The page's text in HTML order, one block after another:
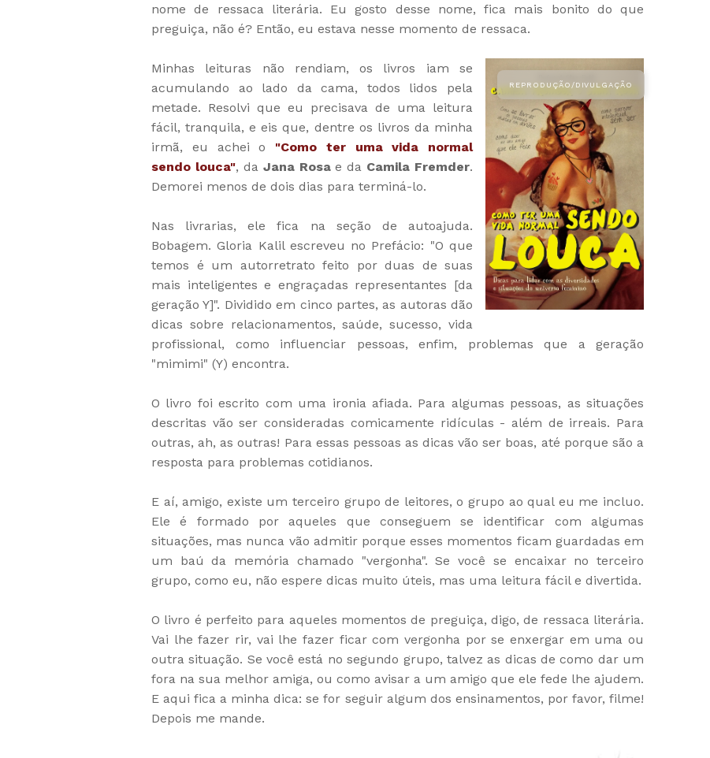
nome de ressaca literária. Eu gosto desse nome, fica mais bonito do que
preguiça, não é? Então, eu estava nesse momento de ressaca.
Minhas leituras não rendiam, os livros iam se
acumulando ao lado da cama, todos lidos pela
metade. Resolvi que eu precisava de uma leitura
fácil, tranquila, e eis que, dentre os livros da minha
irmã, eu achei o "Como ter uma vida normal
sendo louca", da Jana Rosae da Camila Fremder.
Demorei menos de dois dias para terminá-lo.
Nas livrarias, ele fica na seção de autoajuda.
Bobagem. Gloria Kalil escreveu no Prefácio: "O que
temos é um autorretrato feito por duas de suas
mais inteligentes e engraçadas representantes [da
geração Y]". Dividido em cinco partes, as autoras dão
dicas sobre relacionamentos, saúde, sucesso, vida
profissional, como influenciar pessoas, enfim, problemas que a geração
"mimimi" (Y) encontra.
O livro foi escrito com uma ironia afiada. Para algumas pessoas, as situações
descritas vão ser consideradas comicamente ridículas - além de irreais. Para
outras, ah, as outras! Para essas pessoas as dicas vão ser boas, até porque são a
resposta para problemas cotidianos.
E aí, amigo, existe um terceiro grupo de leitores, o grupo ao qual eu me incluo.
Ele é formado por aqueles que conseguem se identificar com algumas
situações, mas nunca vão admitir porque esses momentos ficam guardadas em
um baú da memória chamado "vergonha". Se você se encaixar no terceiro
grupo, como eu, não espere dicas muito úteis, mas uma leitura fácil e divertida.
O livro é perfeito para aqueles momentos de preguiça, digo, de ressaca literária.
Vai lhe fazer rir, vai lhe fazer ficar com vergonha por se enxergar em uma ou
outra situação. Se você está no segundo grupo, talvez as dicas de como dar um
fora na sua melhor amiga, ou como avisar a um amigo que ele fede lhe ajudem.
E aqui fica a minha dica: se for seguir algum dos ensinamentos, por favor, filme!
Depois me mande.